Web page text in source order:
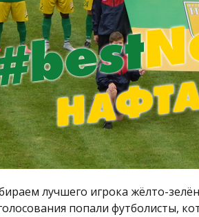
лучшего игрока жёлто-
попали футболисты,